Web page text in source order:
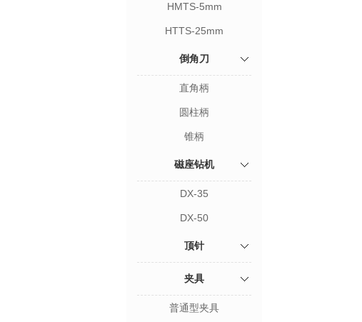
HMTS-5mm
HTTS-25mm
倒角刀
直角柄
圆柱柄
锥柄
磁座钻机
DX-35
DX-50
顶针
夹具
普通型夹具